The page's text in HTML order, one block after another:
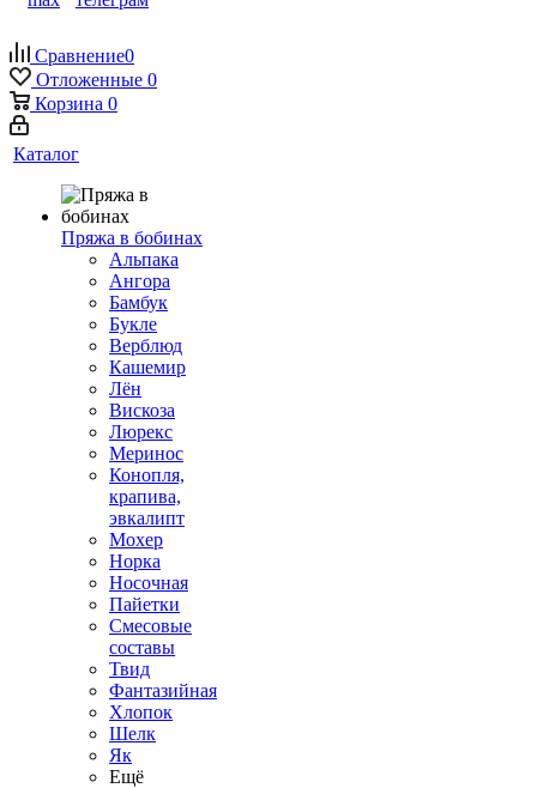
Сравнение0
Отложенные 0
Корзина 0
Каталог
Пряжа в бобинах
Альпака
Ангора
Бамбук
Букле
Верблюд
Кашемир
Лён
Вискоза
Люрекс
Меринос
Конопля,
крапива,
эвкалипт
Мохер
Норка
Носочная
Пайетки
Смесовые
составы
Твид
Фантазийная
Хлопок
Шелк
Як
Ещё